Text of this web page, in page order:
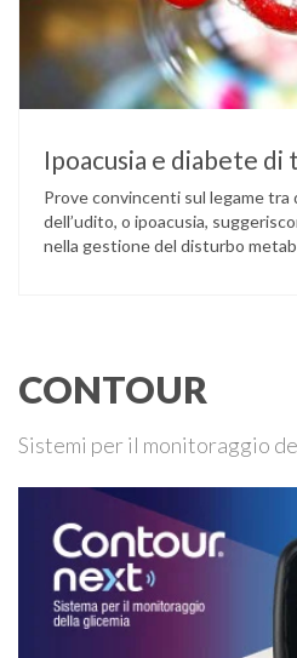
Ipoacusia e diabete di
Prove convincenti sul legame
dell’udito, o ipoacusia,
nella gestione del disturbo
CONTOUR
Sistemi per il monitoraggio